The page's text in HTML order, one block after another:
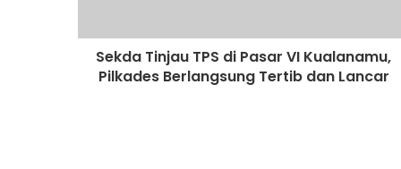
Sekda Tinjau TPS di Pasar VI Kualanamu,
Pilkades Berlangsung Tertib dan Lancar